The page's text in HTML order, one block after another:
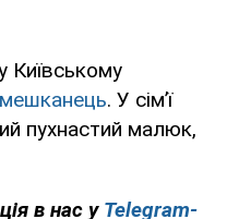
Київському
. У сім’ї
пухнастий малюк,
в нас у Telegram-